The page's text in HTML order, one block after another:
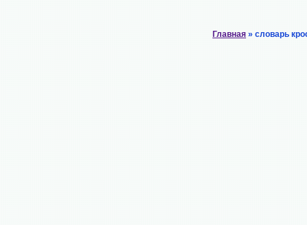
Главная » словарь